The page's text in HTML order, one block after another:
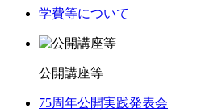
学費等について
公開講座等
75周年公開実践発表会